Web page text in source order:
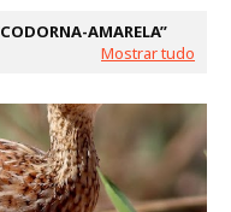
CODORNA-AMARELA
Mostrar tudo